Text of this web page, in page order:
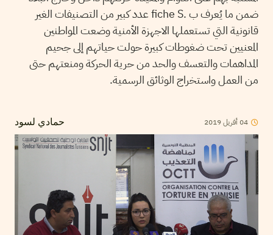
ضمن ما يُعرف ب .fiche S عدد كبير من التصنيفات الغير
قانونية التي تستعملها الاجهزة الأمنية وضعت المواطنين
المعنيين تحت ضغوطات كبيرة حولت حياتهم إلى جحيم
المداهمات والتعسف والحد من حرية الحركة ومنعتهم حتى
من العمل واستخراج الوثائق الرسمية.
حمادي لسود 04أفريل2019